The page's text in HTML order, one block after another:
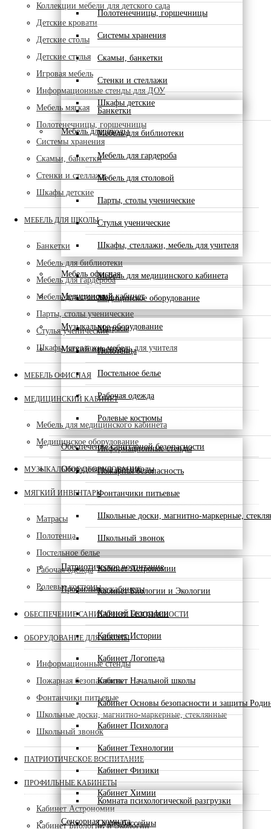
Полотенечницы, горшечницы
Системы хранения
Скамьи, банкетки
Стенки и стеллажи
Шкафы детские
Мебель для школы
Банкетки
Мебель для библиотеки
Мебель для гардероба
Мебель для столовой
Парты, столы ученические
Стулья ученические
Шкафы, стеллажи, мебель для учителя
Мебель офисная
Медицинский кабинет
Мебель для медицинского кабинета
Медицинское оборудование
Музыкальное оборудование
Мягкий инвентарь
Матрасы
Полотенца
Постельное белье
Рабочая одежда
Ролевые костюмы
Обеспечение санитарной безопасности
Оборудование для школы
Информационные стенды
Пожарная безопасность
Фонтанчики питьевые
Школьные доски, магнитно-маркерные,
Школьный звонок
Патриотическое воспитание
Профильные кабинеты
Кабинет Астрономии
Кабинет Биологии и Экологии
Кабинет Географии
Кабинет Истории
Кабинет Логопеда
Кабинет Начальной школы
Кабинет Основы безопасности и защиты
Кабинет Психолога
Кабинет Технологии
Кабинет Физики
Кабинет Химии
Сенсорная комната
Комната психологической разгрузки
Сухие бассейны
Коллекции мебели для детского сада
Детские кровати
Детские столы
Детские стулья
Игровая мебель
Информационные стенды для ДОУ
Мебель мягкая
Полотенечницы, горшечницы
Системы хранения
Скамьи, банкетки
Стенки и стеллажи
Шкафы детские
МЕБЕЛЬ ДЛЯ ШКОЛЫ
Банкетки
Мебель для библиотеки
Мебель для гардероба
Мебель для столовой
Парты, столы ученические
Стулья ученические
Шкафы, стеллажи, мебель для учителя
МЕБЕЛЬ ОФИСНАЯ
МЕДИЦИНСКИЙ КАБИНЕТ
Мебель для медицинского кабинета
Медицинское оборудование
МУЗЫКАЛЬНОЕ ОБОРУДОВАНИЕ
МЯГКИЙ ИНВЕНТАРЬ
Матрасы
Полотенца
Постельное белье
Рабочая одежда
Ролевые костюмы
ОБЕСПЕЧЕНИЕ САНИТАРНОЙ БЕЗОПАСНОСТИ
ОБОРУДОВАНИЕ ДЛЯ ШКОЛЫ
Информационные стенды
Пожарная безопасность
Фонтанчики питьевые
Школьные доски, магнитно-маркерные, стеклянные
Школьный звонок
ПАТРИОТИЧЕСКОЕ ВОСПИТАНИЕ
ПРОФИЛЬНЫЕ КАБИНЕТЫ
Кабинет Астрономии
Кабинет Биологии и Экологии